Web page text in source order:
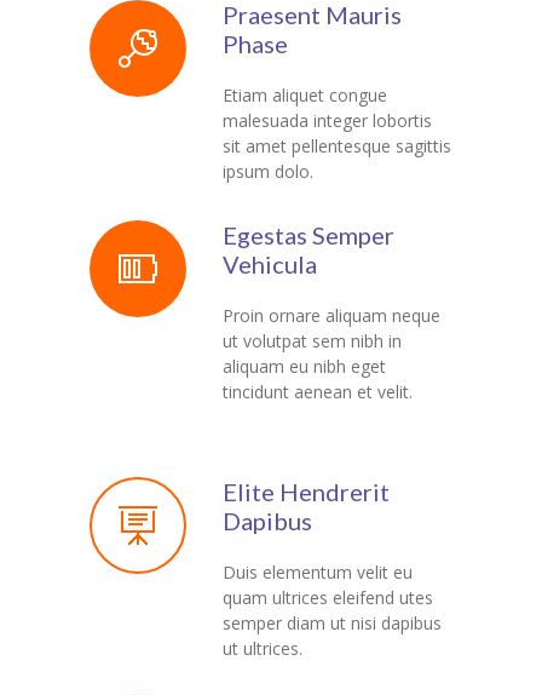
Praesent Mauris
Phase
Etiam aliquet congue
malesuada integer lobortis
sit amet pellentesque sagittis
ipsum dolo.
Egestas Semper
Vehicula
Proin ornare aliquam neque
ut volutpat sem nibh in
aliquam eu nibh eget
tincidunt aenean et velit.
Elite Hendrerit
Dapibus
Duis elementum velit eu
quam ultrices eleifend utes
semper diam ut nisi dapibus
ut ultrices.